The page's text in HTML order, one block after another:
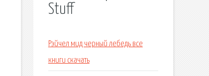
Stuff
Рэйчел мид черный лебедь все
книги скачать